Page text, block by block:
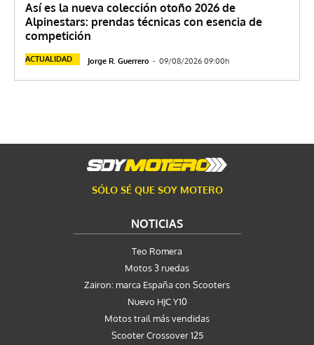
Así es la nueva colección otoño 2026 de
Alpinestars: prendas técnicas con esencia de
competición
ACTUALIDAD Jorge R. Guerrero - 09/08/2026 09:00h
SÓLO SÉ QUE SOY MOTERO
NOTICIAS
Teo Romera
Motos 3 ruedas
Zairon: marca España con Scooters
Nuevo HJC Y10
Motos trail más vendidas
Scooter Crossover 125